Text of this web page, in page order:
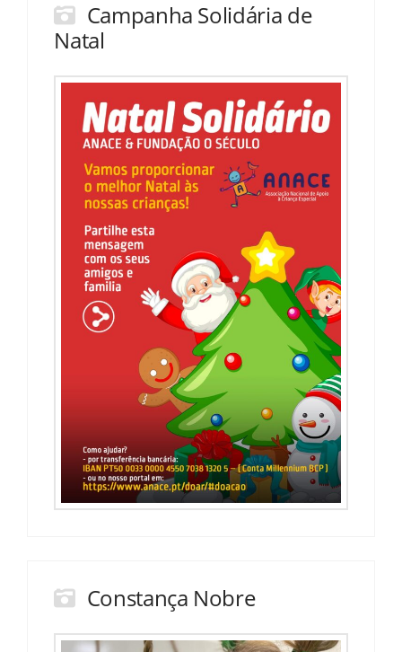
Campanha Solidária de
Natal
Constança Nobre